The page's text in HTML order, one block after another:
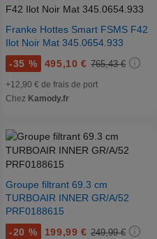
Franke Hottes Smart FSMS F42
Ilot Noir Mat 345.0654.933
-35 % 495,10 € 765,43 €
+12,90 € de frais de port
Chez Kamody.fr
Groupe filtrant 69.3 cm
TURBOAIR INNER GR/A/52
PRF0188615
-20 % 199,99 € 249,99 €